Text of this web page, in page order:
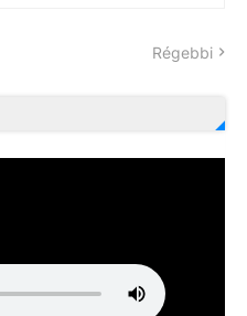
Régebbi